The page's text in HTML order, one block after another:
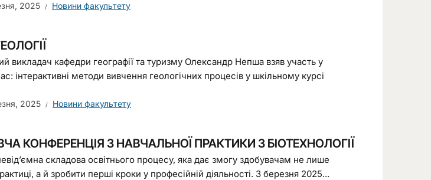
2025 Новини факультету
викладач кафедри географії та туризму Олександр Непша взяв участь у
інтерактивні методи вивчення геологічних процесів у шкільному курсі
2025 Новини факультету
КОНФЕРЕНЦІЯ З НАВЧАЛЬНОЇ ПРАКТИКИ З БІОТЕХНОЛОГІЇ
складова освітнього процесу, яка дає змогу здобувачам не лише
а й зробити перші кроки у професійній діяльності. 3 березня 2025...